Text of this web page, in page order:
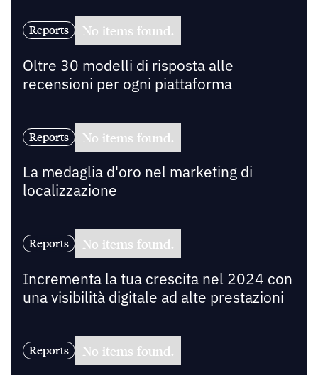
Reports No items found.
Oltre 30 modelli di risposta alle
recensioni per ogni piattaforma
Reports No items found.
La medaglia d'oro nel marketing di
localizzazione
Reports No items found.
Incrementa la tua crescita nel 2024 con
una visibilità digitale ad alte prestazioni
Reports No items found.